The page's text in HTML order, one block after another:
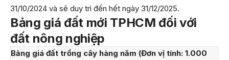
31/10/2024 và sẽ duy trì đến hết ngày 31/12/2025.
Bảng giá đất mới TPHCM đối với
đất nông nghiệp
Bảng giá đất trồng cây hàng năm (Đơn vị tính: 1.000